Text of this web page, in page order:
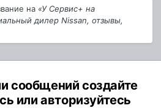
на «У Сервис+ на
дилер Nissan, отзывы,
сообщений создайте
или авторизуйтесь